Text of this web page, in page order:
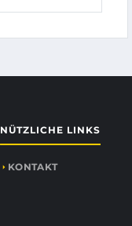
NÜTZLICHE LINKS
KONTAKT